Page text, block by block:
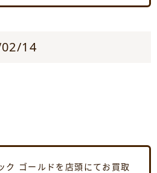
14
ク ゴールドを店頭にてお買取